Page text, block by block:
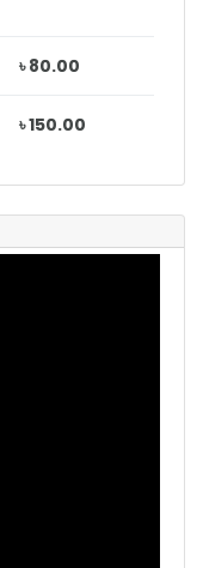
৳ 80.00
৳ 150.00